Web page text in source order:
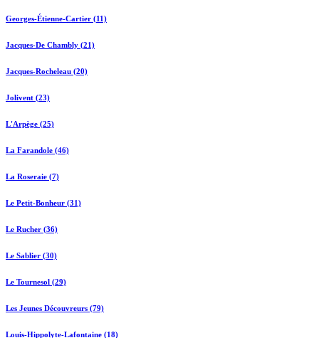
Georges-Étienne-Cartier (11)
Jacques-De Chambly (21)
Jacques-Rocheleau (20)
Jolivent (23)
L'Arpège (25)
La Farandole (46)
La Roseraie (7)
Le Petit-Bonheur (31)
Le Rucher (36)
Le Sablier (30)
Le Tournesol (29)
Les Jeunes Découvreurs (79)
Louis-Hippolyte-Lafontaine (18)